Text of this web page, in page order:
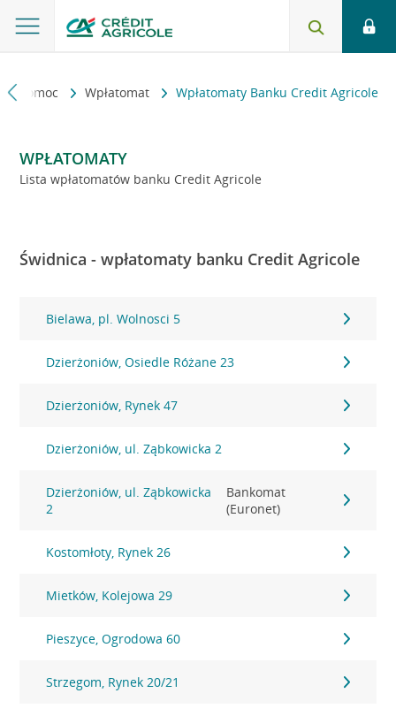
i pomoc Wpłatomat Wpłatomaty Banku Credit Agricole
WPŁATOMATY
Lista wpłatomatów banku Credit Agricole
Świdnica - wpłatomaty banku Credit Agricole
Bielawa, pl. Wolnosci 5
Dzierżoniów, Osiedle Różane 23
Dzierżoniów, Rynek 47
Dzierżoniów, ul. Ząbkowicka 2
Dzierżoniów, ul. Ząbkowicka
2
Bankomat
(Euronet)
Kostomłoty, Rynek 26
Mietków, Kolejowa 29
Pieszyce, Ogrodowa 60
Strzegom, Rynek 20/21